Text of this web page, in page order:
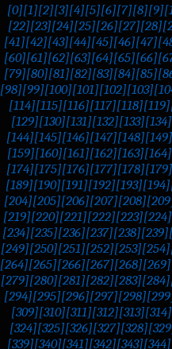
[0][1][2][3][4][5][6][7][8][9]
[22][23][24][25][26][27][28]
[41][42][43][44][45][46][47]
[60][61][62][63][64][65][66]
[79][80][81][82][83][84][85]
[98][99][100][101][102][103]
[114][115][116][117][118][119]
[129][130][131][132][133][134]
[144][145][146][147][148][149]
[159][160][161][162][163][164]
[174][175][176][177][178][179]
[189][190][191][192][193][194]
[204][205][206][207][208]
[219][220][221][222][223][224]
[234][235][236][237][238][239]
[249][250][251][252][253][254]
[264][265][266][267][268][269]
[279][280][281][282][283][284]
[294][295][296][297][298]
[309][310][311][312][313][314]
[324][325][326][327][328]
[339][340][341][342][343][344]